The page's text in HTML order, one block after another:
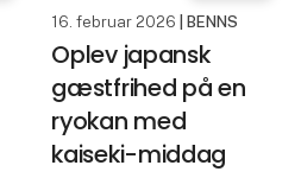
16. februar 2026 | BENNS
Oplev japansk
gæstfrihed på en
ryokan med
kaiseki-middag